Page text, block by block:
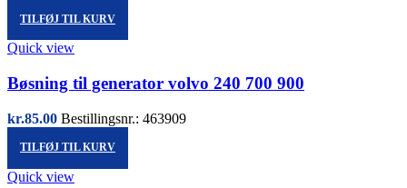
TILFØJ TIL KURV
Quick view
Bøsning til generator volvo 240 700 900
kr.85.00 Bestillingsnr.: 463909
TILFØJ TIL KURV
Quick view